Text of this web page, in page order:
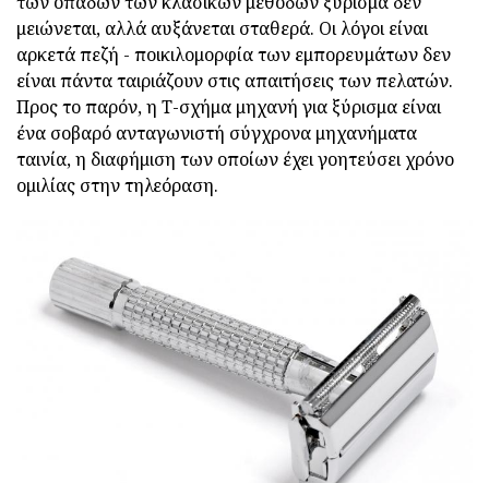
μειώνεται, αλλά αυξάνεται σταθερά. Οι λόγοι είναι
αρκετά πεζή - ποικιλομορφία των εμπορευμάτων δεν
είναι πάντα ταιριάζουν στις απαιτήσεις των πελατών.
Προς το παρόν, η T-σχήμα μηχανή για ξύρισμα είναι
ένα σοβαρό ανταγωνιστή σύγχρονα μηχανήματα
ταινία, η διαφήμιση των οποίων έχει γοητεύσει χρόνο
ομιλίας στην τηλεόραση.